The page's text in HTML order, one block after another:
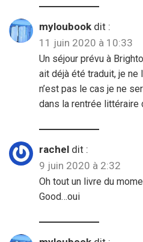
myloubook dit :
11 juin 2020 à 10:33
Un séjour prévu à
ait déjà été traduit, je ne
n’est pas le cas je ne
dans la rentrée littéraire
rachel dit :
9 juin 2020 à 2:32
Oh tout un livre du
Good…oui